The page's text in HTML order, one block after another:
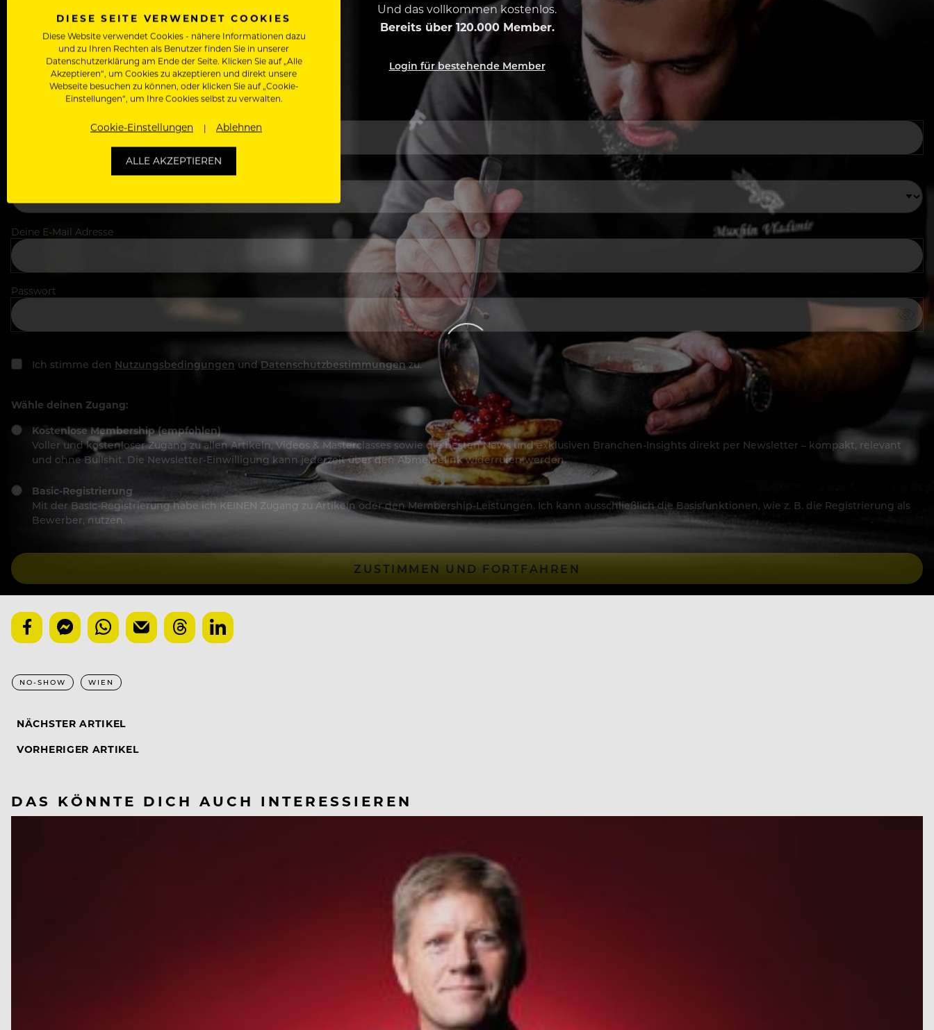
Und das vollkommen kostenlos.
Bereits über 120.000 Member.
Login für bestehende Member
In welchem Bereich arbeitest du
Deine E-Mail Adresse
Passwort
Ich stimme den Nutzungsbedingungen und Datenschutzbestimmungenzu.
Wähle deinen Zugang:
Kostenlose Membership (empfohlen)
Voller und kostenloser Zugang zu allen Artikeln, Videos & Masterclasses sowie die besten News und exklusiven Branchen-Insights direkt per Newsletter – kompakt, relevant
und ohne Bullshit. Die Newsletter-Einwilligung kann jederzeit über den Abmeldelink widerrufen werden.
Basic-Registrierung
Mit der Basic-Registrierung habe ich KEINEN Zugang zu Artikeln oder den Membership-Leistungen. Ich kann ausschließlich die Basisfunktionen, wie z. B. die Registrierung als
Bewerber, nutzen.
ZUSTIMMEN UND FORTFAHREN
NO-SHOW WIEN
NÄCHSTER ARTIKEL
VORHERIGER ARTIKEL
DAS KÖNNTE DICH AUCH INTERESSIEREN
DIESE SEITE VERWENDET COOKIES
Diese Website verwendet Cookies - nähere Informationen dazu
und zu Ihren Rechten als Benutzer finden Sie in unserer
Datenschutzerklärung am Ende der Seite. Klicken Sie auf „Alle
Akzeptieren“, um Cookies zu akzeptieren und direkt unsere
Webseite besuchen zu können, oder klicken Sie auf „Cookie-
Einstellungen“, um Ihre Cookies selbst zu verwalten.
Cookie-Einstellungen Ablehnen
ALLE AKZEPTIEREN